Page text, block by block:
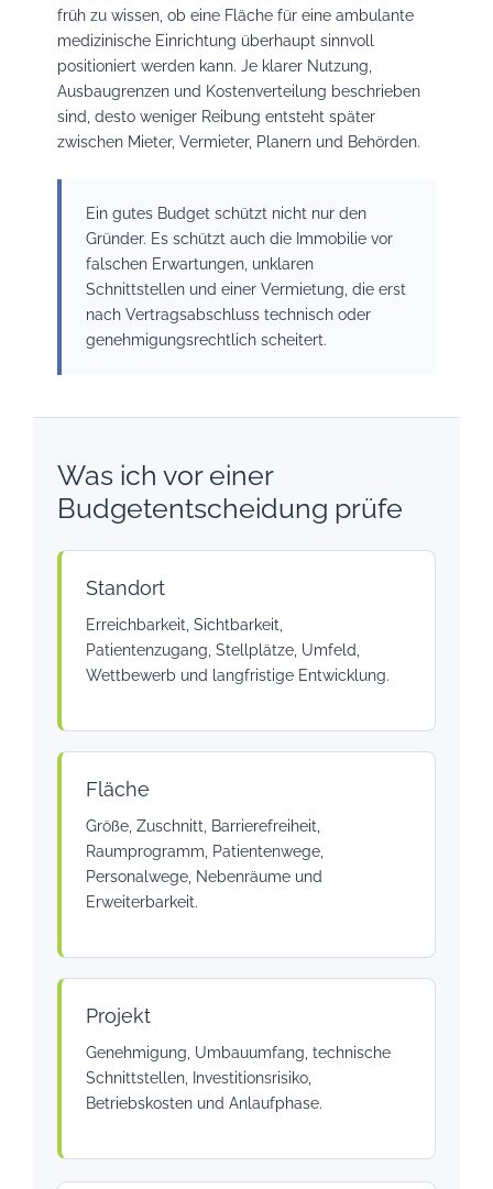
früh zu wissen, ob eine Fläche für eine ambulante
medizinische Einrichtung überhaupt sinnvoll
positioniert werden kann. Je klarer Nutzung,
Ausbaugrenzen und Kostenverteilung beschrieben
sind, desto weniger Reibung entsteht später
zwischen Mieter, Vermieter, Planern und Behörden.
Ein gutes Budget schützt nicht nur den
Gründer. Es schützt auch die Immobilie vor
falschen Erwartungen, unklaren
Schnittstellen und einer Vermietung, die erst
nach Vertragsabschluss technisch oder
genehmigungsrechtlich scheitert.
Was ich vor einer
Budgetentscheidung prüfe
Standort
Erreichbarkeit, Sichtbarkeit,
Patientenzugang, Stellplätze, Umfeld,
Wettbewerb und langfristige Entwicklung.
Fläche
Größe, Zuschnitt, Barrierefreiheit,
Raumprogramm, Patientenwege,
Personalwege, Nebenräume und
Erweiterbarkeit.
Projekt
Genehmigung, Umbauumfang, technische
Schnittstellen, Investitionsrisiko,
Betriebskosten und Anlaufphase.